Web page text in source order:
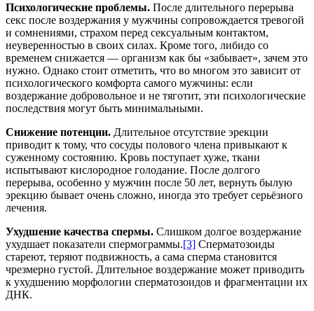
Психологические проблемы. После длительного перерыва
секс после воздержания у мужчины сопровождается тревогой
и сомнениями, страхом перед сексуальным контактом,
неуверенностью в своих силах. Кроме того, либидо со
временем снижается — организм как бы «забывает», зачем это
нужно. Однако стоит отметить, что во многом это зависит от
психологического комфорта самого мужчины: если
воздержание добровольное и не тяготит, эти психологические
последствия могут быть минимальными.
Снижение потенции. Длительное отсутствие эрекции
приводит к тому, что сосуды полового члена привыкают к
суженному состоянию. Кровь поступает хуже, ткани
испытывают кислородное голодание. После долгого
перерыва, особенно у мужчин после 50 лет, вернуть былую
эрекцию бывает очень сложно, иногда это требует серьёзного
лечения.
Ухудшение качества спермы. Слишком долгое воздержание
ухудшает показатели спермограммы.[3] Сперматозоиды
стареют, теряют подвижность, а сама сперма становится
чрезмерно густой. Длительное воздержание может приводить
к ухудшению морфологии сперматозоидов и фрагментации их
ДНК.